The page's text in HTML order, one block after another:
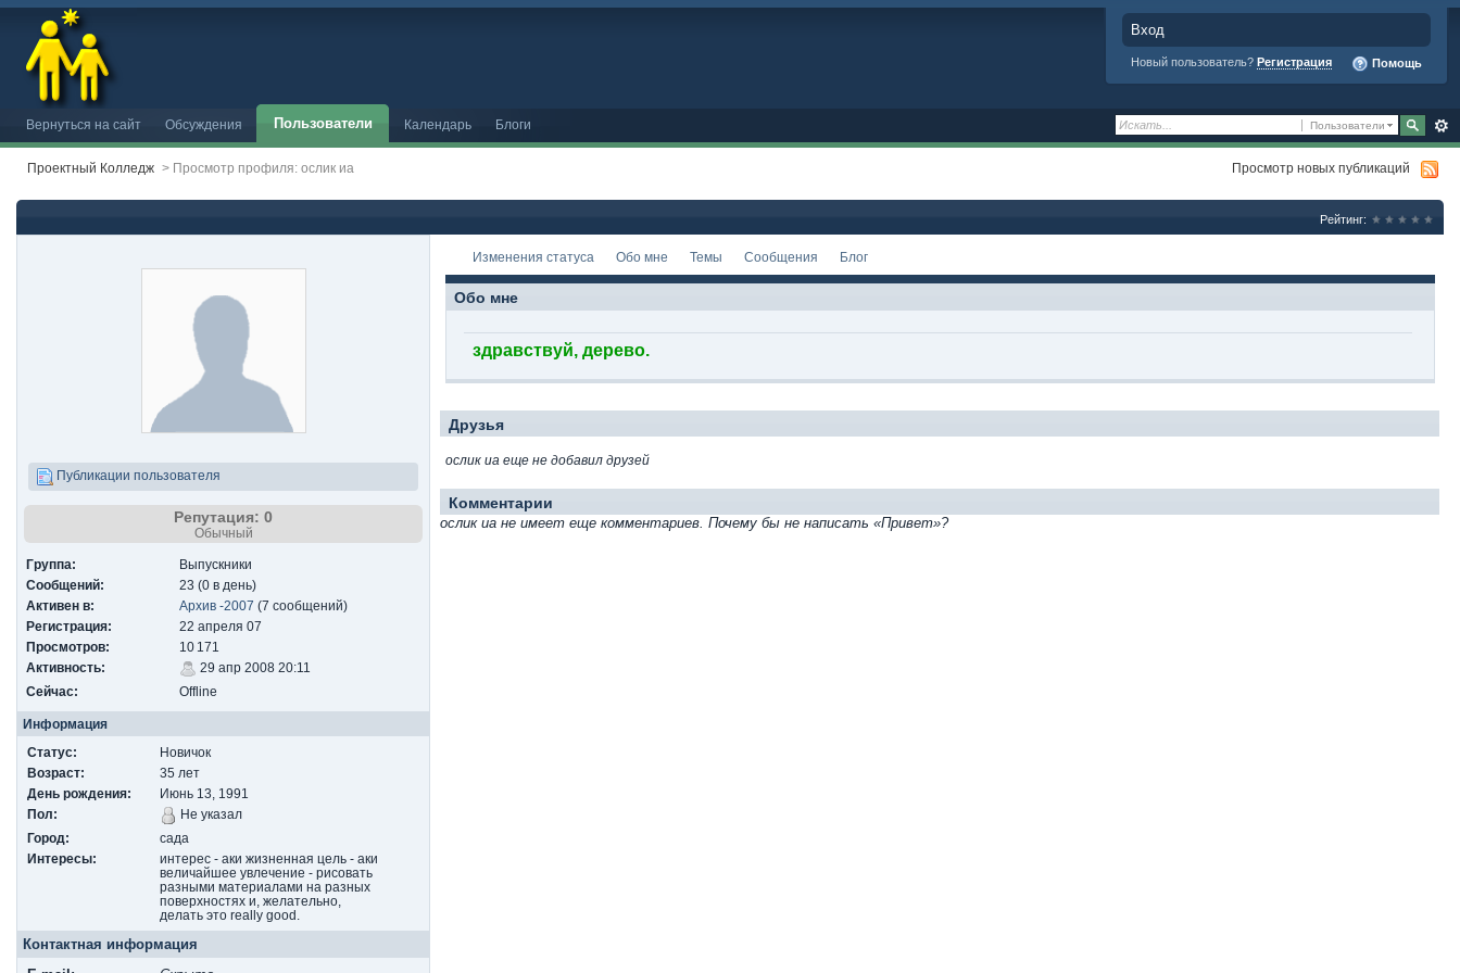
Вход
Новый пользователь? Регистрация Помощь
Пользователи
Вернуться на сайт Обсуждения Пользователи Календарь Блоги
Проектный Колледж > Просмотр профиля: ослик иа Просмотр новых публикаций
Рейтинг:
Публикации пользователя
Репутация: 0
Обычный
Группа:
Выпускники
Сообщений:
23 (0 в день)
Активен в:
Архив -2007 (7 сообщений)
Регистрация:
22 апреля 07
Просмотров:
10 171
Активность:
29 апр 2008 20:11
Сейчас:
Offline
Информация
Статус:
Новичок
Возраст:
35 лет
День рождения:
Июнь 13, 1991
Пол:
Не указал
Город:
сада
Интересы:
интерес - аки жизненная цель - аки
величайшее увлечение - рисовать
разными материалами на разных
поверхностях и, желательно,
делать это really good.
Контактная информация
Изменения статуса Обо мне Темы Сообщения Блог
Обо мне
здравствуй, дерево.
Друзья
ослик иа еще не добавил друзей
Комментарии
ослик иа не имеет еще комментариев. Почему бы не написать «Привет»?